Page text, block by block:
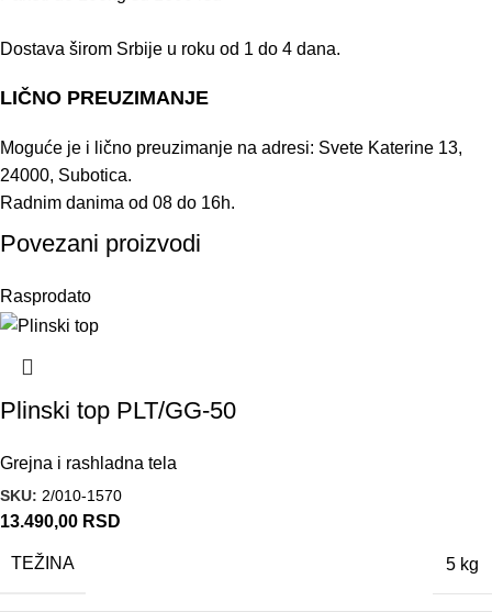
Dostava širom Srbije u roku od 1 do 4 dana.
LIČNO PREUZIMANJE
Moguće je i lično preuzimanje na adresi: Svete Katerine 13,
24000, Subotica.
Radnim danima od 08 do 16h.
Povezani proizvodi
Rasprodato
Plinski top PLT/GG-50
Grejna i rashladna tela
SKU: 2/010-1570
13.490,00 RSD
TEŽINA 5 kg